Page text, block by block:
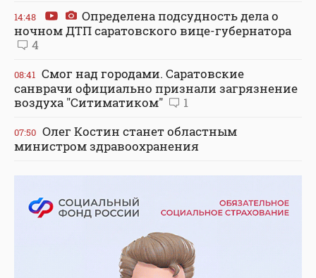
14:48
Определена подсудность дела о
ночном ДТП саратовского вице-губернатора
4
08:41 Смог над городами. Саратовские
санврачи официально признали загрязнение
воздуха "Ситиматиком"
1
07:50 Олег Костин станет областным
министром здравоохранения